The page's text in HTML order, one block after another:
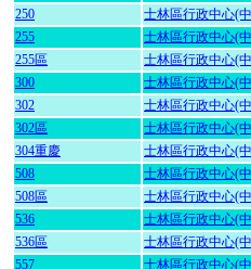
250
士林區行政中心(
255
士林區行政中心(
255區
士林區行政中心(
300
士林區行政中心(
302
士林區行政中心(
302區
士林區行政中心(
304重慶
士林區行政中心(
508
士林區行政中心(
508區
士林區行政中心(
536
士林區行政中心(
536區
士林區行政中心(
557
士林區行政中心(